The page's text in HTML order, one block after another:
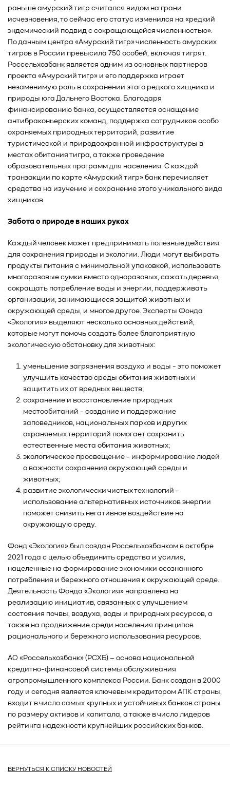
раньше амурский тигр считался видом на грани
исчезновения, то сейчас его статус изменился на «редкий
эндемический подвид с сокращающейся численностью».
По данным центра «Амурский тигр» численность амурских
тигров в России превысила 750 особей, включая тигрят.
Россельхозбанк является одним из основных партнеров
проекта «Амурский тигр» и его поддержка играет
незаменимую роль в сохранении этого редкого хищника и
природы юга Дальнего Востока. Благодаря
финансированию банка, осуществляется оснащение
антибраконьерских команд, поддержка сотрудников особо
охраняемых природных территорий, развитие
туристической и природоохранной инфраструктуры в
местах обитания тигра, а также проведение
образовательных программ для населения. С каждой
транзакции по карте «Амурский тигр» банк перечисляет
средства на изучение и сохранение этого уникального вида
хищников.
Забота о природе в наших руках
Каждый человек может предпринимать полезные действия
для сохранения природы и экологии. Люди могут выбирать
продукты питания с минимальной упаковкой, использовать
многоразовые сумки вместо одноразовых, сажать деревья,
сокращать потребление воды и энергии, поддерживать
организации, занимающиеся защитой животных и
окружающей среды, и многое другое. Эксперты Фонда
«Экология» выделяют несколько основных действий,
которые могут помочь создать более благоприятную
экологическую обстановку для животных:
уменьшение загрязнения воздуха и воды - это поможет
улучшить качество среды обитания животных и
защитить их от вредных веществ;
сохранение и восстановление природных
местообитаний - создание и поддержание
заповедников, национальных парков и других
охраняемых территорий помогает сохранить
естественные места обитания животных;
экологическое просвещение - информирование людей
о важности сохранения окружающей среды и
животных;
развитие экологически чистых технологий -
использование альтернативных источников энергии
поможет снизить негативное воздействие на
окружающую среду.
Фонд «Экология» был создан Россельхозбанком в октябре
2021 года с целью объединить средства и усилия,
нацеленные на формирование экономики осознанного
потребления и бережного отношения к окружающей среде.
Деятельность Фонда «Экология» направлена на
реализацию инициатив, связанных с улучшением
состояния почвы, воздуха, воды и природных ресурсов, а
также на продвижение среди населения принципов
рационального и бережного использования ресурсов.
АО «Россельхозбанк» (РСХБ) – основа национальной
кредитно-финансовой системы обслуживания
агропромышленного комплекса России. Банк создан в 2000
году и сегодня является ключевым кредитором АПК страны,
входит в число самых крупных и устойчивых банков страны
по размеру активов и капитала, а также в число лидеров
рейтинга надежности крупнейших российских банков.
ВЕРНУТЬСЯ К СПИСКУ НОВОСТЕЙ